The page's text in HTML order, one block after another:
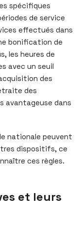
spécifiques
de service
effectués dans
bonification de
les heures de
avec un seuil
des
des
avantageuse dans
nationale peuvent
dispositifs, ce
ces règles.
et leurs